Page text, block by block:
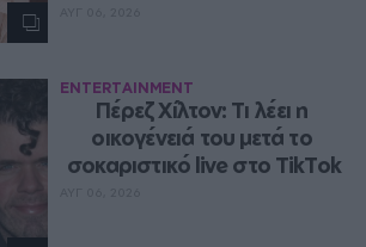
ENTERTAINMENT
Πέρεζ Χίλτον: Τι λέει η
οικογένειά του μετά το
σοκαριστικό live στο TikTok